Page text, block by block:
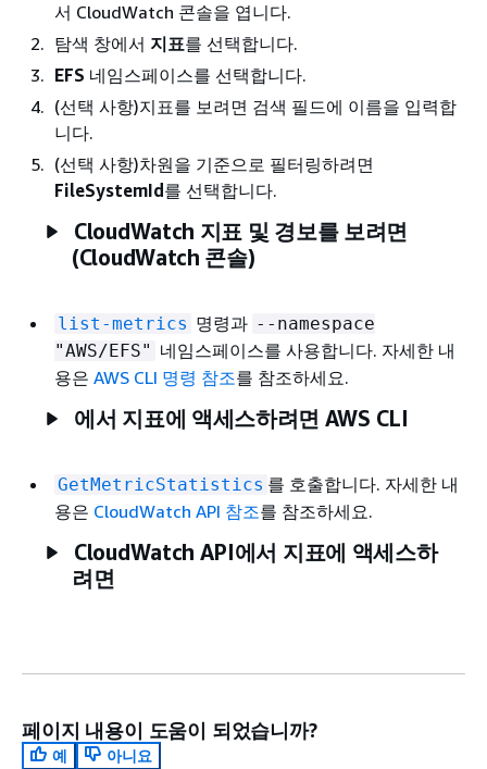
서 CloudWatch 콘솔을 엽니다.
탐색 창에서 지표를 선택합니다.
EFS 네임스페이스를 선택합니다.
(선택 사항)지표를 보려면 검색 필드에 이름을 입력합
니다.
(선택 사항)차원을 기준으로 필터링하려면
FileSystemId 를 선택합니다.
CloudWatch 지표 및 경보를 보려면
(CloudWatch 콘솔)
list-metrics 명령과 --namespace
"AWS/EFS" 네임스페이스를 사용합니다. 자세한 내
용은 AWS CLI 명령 참조를 참조하세요.
에서 지표에 액세스하려면 AWS CLI
GetMetricStatistics 를 호출합니다. 자세한 내
용은 CloudWatch API 참조를 참조하세요.
CloudWatch API에서 지표에 액세스하
려면
페이지 내용이 도움이 되었습니까?
예
아니요